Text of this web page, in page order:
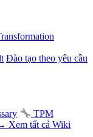
Đào tạo theo yêu cầu
TPM
Xem tất cả Wiki